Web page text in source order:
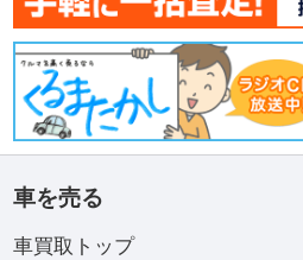
車を売る
車買取トップ